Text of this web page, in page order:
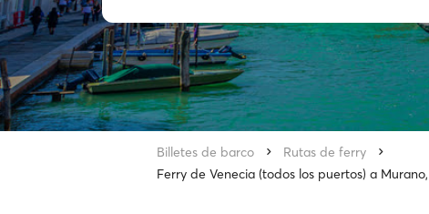
Billetes de barco
Rutas de ferry
Ferry de Venecia (todos los puertos) a